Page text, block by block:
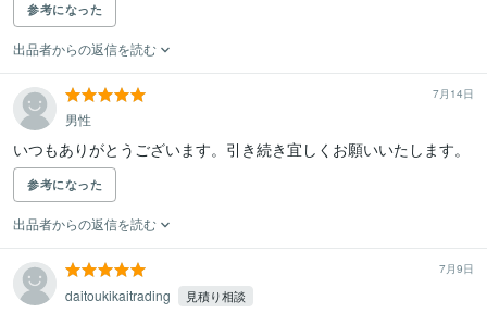
参考になった
出品者からの返信を読む
7月14日
男性
いつもありがとうございます。引き続き宜しくお願いいたします。
参考になった
出品者からの返信を読む
7月9日
daitoukikaitrading 見積り相談